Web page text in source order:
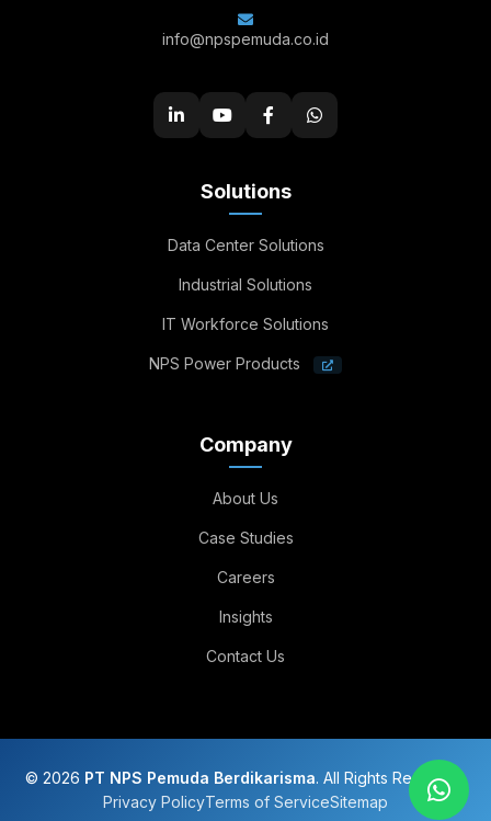
info@npspemuda.co.id
Solutions
Data Center Solutions
Industrial Solutions
IT Workforce Solutions
NPS Power Products
Company
About Us
Case Studies
Careers
Insights
Contact Us
© 2026 PT NPS Pemuda Berdikarisma. All Rights Reserved.
Privacy PolicyTerms of ServiceSitemap